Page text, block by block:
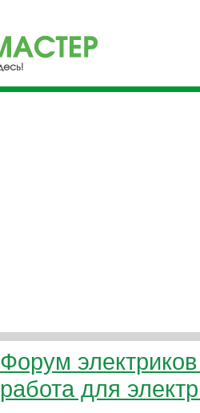
Форум электриков
работа для